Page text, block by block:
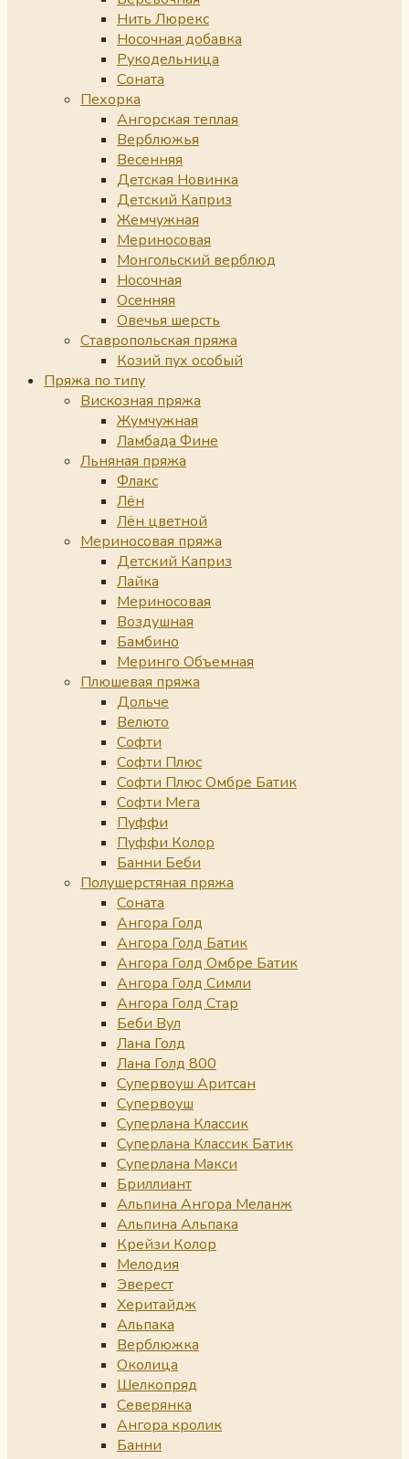
Нить Люрекс
Носочная добавка
Рукодельница
Соната
Пехорка
Ангорская теплая
Верблюжья
Весенняя
Детская Новинка
Детский Каприз
Жемчужная
Мериносовая
Монгольский верблюд
Носочная
Осенняя
Овечья шерсть
Ставропольская пряжа
Козий пух особый
Пряжа по типу
Вискозная пряжа
Жумчужная
Ламбада Фине
Льняная пряжа
Флакс
Лён
Лён цветной
Мериносовая пряжа
Детский Каприз
Лайка
Мериносовая
Воздушная
Бамбино
Меринго Объемная
Плюшевая пряжа
Дольче
Велюто
Софти
Софти Плюс
Софти Плюс Омбре Батик
Софти Мега
Пуффи
Пуффи Колор
Банни Беби
Полушерстяная пряжа
Соната
Ангора Голд
Ангора Голд Батик
Ангора Голд Омбре Батик
Ангора Голд Симли
Ангора Голд Стар
Беби Вул
Лана Голд
Лана Голд 800
Супервоуш Аритсан
Супервоуш
Суперлана Классик
Суперлана Классик Батик
Суперлана Макси
Бриллиант
Альпина Ангора Меланж
Альпина Альпака
Крейзи Колор
Мелодия
Эверест
Херитайдж
Альпака
Верблюжка
Околица
Шелкопряд
Северянка
Ангора кролик
Банни